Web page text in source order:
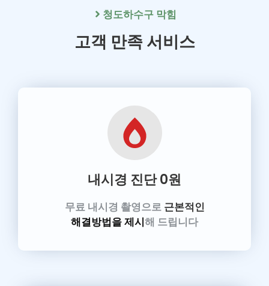
청도하수구 막힘
고객 만족 서비스
내시경 진단0원
무료 내시경 촬영으로 근본적인
해결방법을 제시해 드립니다